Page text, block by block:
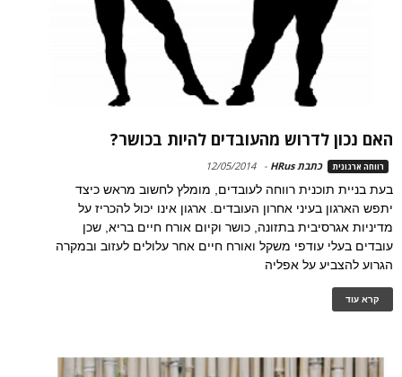
האם נכון לדרוש מהעובדים להיות בכושר?
רווחה ארגונית כתבת HRus -
12/05/2014
בעת בניית תוכנית רווחה לעובדים, מומלץ לחשוב מראש כיצד
יתפש הארגון בעיני אחרון העובדים. ארגון אינו יכול להכריז על
מדיניות אגרסיבית בתזונה, כושר וקיום אורח חיים בריא, שכן
עובדים בעלי עודפי משקל ואורח חיים אחר עלולים לעזוב ובמקרה
הגרוע להצביע על אפליה
קרא עוד